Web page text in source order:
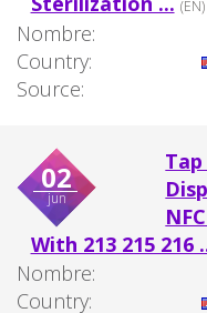
(EN)
Nombre:
Country:
Source:
02
jun
With 213 215 216
Nombre:
Country: